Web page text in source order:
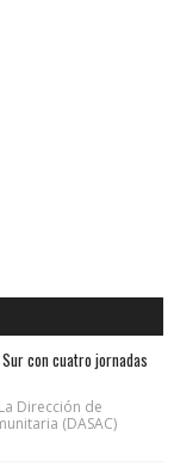
con cuatro jornadas
Dirección de
(DASAC)